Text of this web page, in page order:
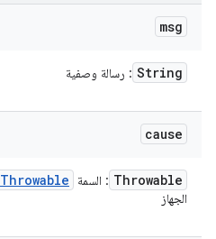
msg
String : رسالة وصفية
cause
Throwable : السمة Throwable
الجهاز